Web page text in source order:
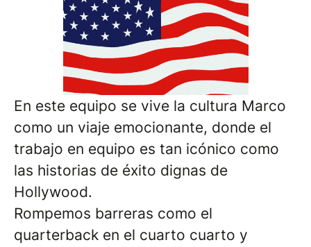
En este equipo se vive la cultura Marco
como un viaje emocionante, donde el
trabajo en equipo es tan icónico como
las historias de éxito dignas de
Hollywood.
Rompemos barreras como el
quarterback en el cuarto cuarto y